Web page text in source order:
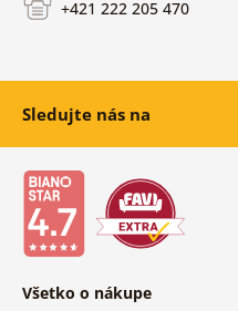
+421 222 205 470
Sledujte nás na
Všetko o nákupe